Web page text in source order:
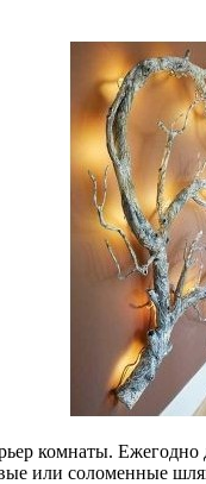
комнаты.
или соломенные